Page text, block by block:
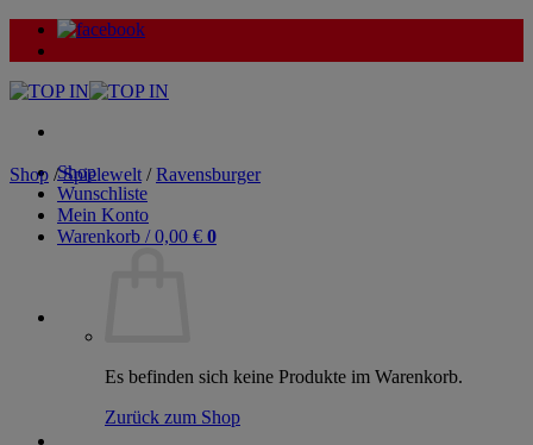
Zum
Inhalt
Shop
Wunschliste
Mein Konto
Warenkorb /0,00 € 0
Es befinden sich keine Produkte im Warenkorb.
Zurück zum Shop
Shop / Spielewelt / Ravensburger